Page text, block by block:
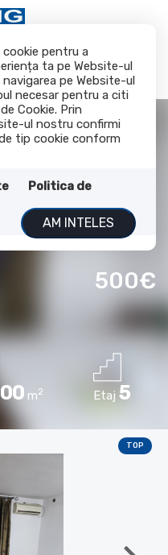
cookie pentru a
ta pe Website-ul
pe Website-ul
necesar pentru a citi
Cookie. Prin
ul nostru confirmi
tip cookie conform
Politica de
AM INTELES
-
500€
m2 Etaj 5
TOP